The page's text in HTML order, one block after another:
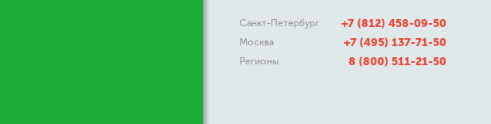
Санкт-Петербург +7 (812) 458-09-50
Москва +7 (495) 137-71-50
Регионы 8 (800) 511-21-50